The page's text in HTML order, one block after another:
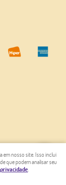
em nosso site. Isso inclui
que podem analisar seu
.